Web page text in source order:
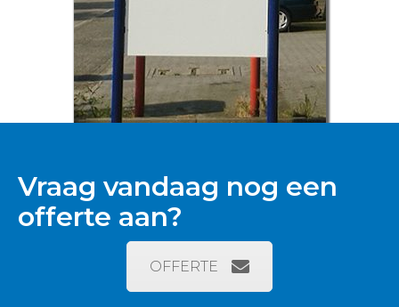
Vraag vandaag nog een
offerte aan?
OFFERTE